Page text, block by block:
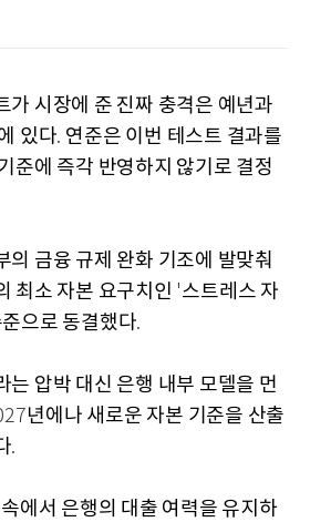
가 시장에 준 진짜 충격은 예년과
있다. 연준은 이번 테스트 결과를
준에 즉각 반영하지 않기로 결정
의 금융 규제 완화 기조에 발맞춰
최소 자본 요구치인 '스트레스 자
으로 동결했다.
는 압박 대신 은행 내부 모델을 먼
년에나 새로운 자본 기준을 산출
.
에서 은행의 대출 여력을 유지하